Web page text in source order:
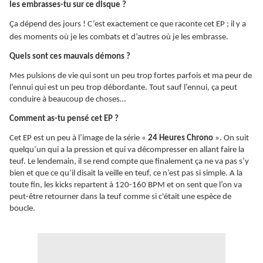
les embrasses-tu sur ce disque ?
Ça dépend des jours ! C’est exactement ce que raconte cet EP ; il y a
des moments où je les combats et d’autres où je les embrasse.
Quels sont ces mauvais démons ?
Mes pulsions de vie qui sont un peu trop fortes parfois et ma peur de
l’ennui qui est un peu trop débordante. Tout sauf l’ennui, ça peut
conduire à beaucoup de choses…
Comment as-tu pensé cet EP ?
Cet EP est un peu à l’image de la série « 24 Heures Chrono ». On suit
quelqu’un qui a la pression et qui va décompresser en allant faire la
teuf. Le lendemain, il se rend compte que finalement ça ne va pas s’y
bien et que ce qu’il disait la veille en teuf, ce n’est pas si simple. A la
toute fin, les kicks repartent à 120-160 BPM et on sent que l’on va
peut-être retourner dans la teuf comme si c'était une espèce de
boucle.